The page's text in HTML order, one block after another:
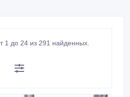
1 до 24 из 291 найденных.